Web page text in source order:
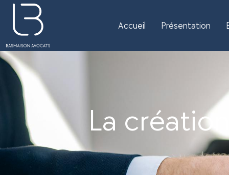
Accueil Présentation
La